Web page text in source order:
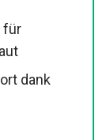
für
dank